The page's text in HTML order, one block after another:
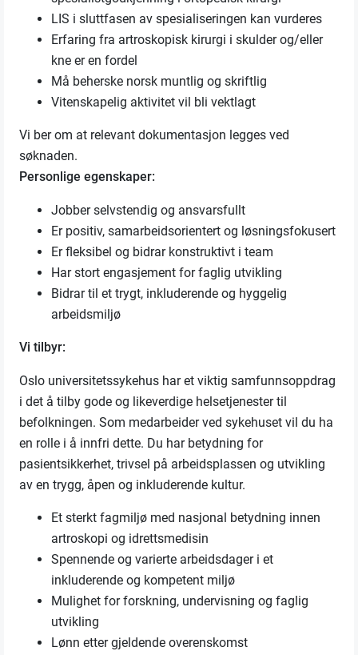
LIS i sluttfasen av spesialiseringen kan vurderes
Erfaring fra artroskopisk kirurgi i skulder og/eller
kne er en fordel
Må beherske norsk muntlig og skriftlig
Vitenskapelig aktivitet vil bli vektlagt
Vi ber om at relevant dokumentasjon legges ved
søknaden.
Personlige egenskaper:
Jobber selvstendig og ansvarsfullt
Er positiv, samarbeidsorientert og løsningsfokusert
Er fleksibel og bidrar konstruktivt i team
Har stort engasjement for faglig utvikling
Bidrar til et trygt, inkluderende og hyggelig
arbeidsmiljø
Vi tilbyr:
Oslo universitetssykehus har et viktig samfunnsoppdrag
i det å tilby gode og likeverdige helsetjenester til
befolkningen. Som medarbeider ved sykehuset vil du ha
en rolle i å innfri dette. Du har betydning for
pasientsikkerhet, trivsel på arbeidsplassen og utvikling
av en trygg, åpen og inkluderende kultur.
Et sterkt fagmiljø med nasjonal betydning innen
artroskopi og idrettsmedisin
Spennende og varierte arbeidsdager i et
inkluderende og kompetent miljø
Mulighet for forskning, undervisning og faglig
utvikling
Lønn etter gjeldende overenskomst